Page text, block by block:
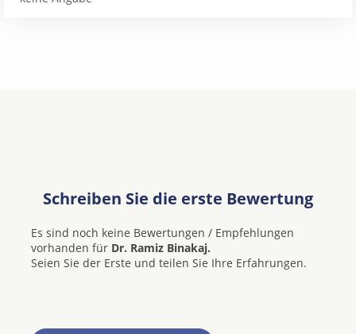
Schreiben Sie die erste Bewertung
Es sind noch keine Bewertungen / Empfehlungen
vorhanden für Dr. Ramiz Binakaj.
Seien Sie der Erste und teilen Sie Ihre Erfahrungen.